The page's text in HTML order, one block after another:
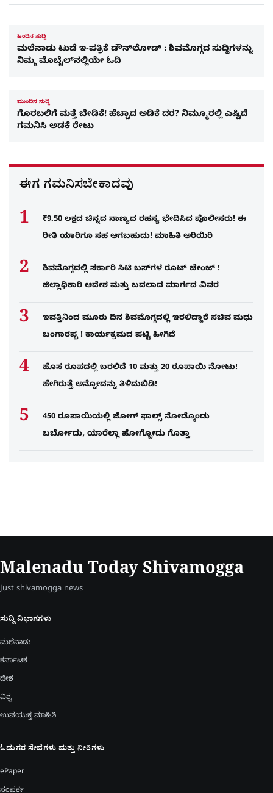
ಹಿಂದಿನ ಸುದ್ದಿ
ಮಲೆನಾಡು ಟುಡೆ ಇ-ಪತ್ರಿಕೆ ಡೌನ್‌ಲೋಡ್ : ಶಿವಮೊಗ್ಗದ ಸುದ್ದಿಗಳನ್ನು
ನಿಮ್ಮ ಮೊಬೈಲ್‌ನಲ್ಲಿಯೇ ಓದಿ
ಮುಂದಿನ ಸುದ್ದಿ
ಗೊರಬಲಿಗೆ ಮತ್ತೆ ಬೇಡಿಕೆ! ಹೆಚ್ಚಾದ ಅಡಿಕೆ ದರ? ನಿಮ್ಮೂರಲ್ಲಿ ಎಷ್ಟಿದೆ
ಗಮನಿಸಿ ಅಡಕೆ ರೇಟು
ಈಗ ಗಮನಿಸಬೇಕಾದವು
₹9.50 ಲಕ್ಷದ ಚಿನ್ನದ ನಾಣ್ಯದ ರಹಸ್ಯ ಭೇದಿಸಿದ ಪೊಲೀಸರು! ಈ
ರೀತಿ ಯಾರಿಗೂ ಸಹ ಆಗಬಹುದು! ಮಾಹಿತಿ ಅರಿಯಿರಿ
ಶಿವಮೊಗ್ಗದಲ್ಲಿ ಸರ್ಕಾರಿ ಸಿಟಿ ಬಸ್​ಗಳ ರೂಟ್ ಚೇಂಜ್ !
ಜಿಲ್ಲಾಧಿಕಾರಿ ಆದೇಶ ಮತ್ತು ಬದಲಾದ ಮಾರ್ಗದ ವಿವರ
ಇವತ್ತಿನಿಂದ ಮೂರು ದಿನ ಶಿವಮೊಗ್ಗದಲ್ಲಿ ಇರಲಿದ್ದಾರೆ ಸಚಿವ ಮಧು
ಬಂಗಾರಪ್ಪ ! ಕಾರ್ಯಕ್ರಮದ ಪಟ್ಟಿ ಹೀಗಿದೆ
ಹೊಸ ರೂಪದಲ್ಲಿ ಬರಲಿದೆ 10 ಮತ್ತು 20 ರೂಪಾಯಿ ನೋಟು!
ಹೇಗಿರುತ್ತೆ ಅನ್ನೋದನ್ನು ತಿಳಿದುಬಿಡಿ!
450 ರೂಪಾಯಿಯಲ್ಲಿ ಜೋಗ್​ ಫಾಲ್ಸ್​ ನೋಡ್ಕೊಂಡು
ಬರ್ಬೋದು, ಯಾರೆಲ್ಲಾ ಹೋಗ್ಬೋದು ಗೊತ್ತಾ
Malenadu Today Shivamogga
Just shivamogga news
ಸುದ್ದಿ ವಿಭಾಗಗಳು
ಮಲೆನಾಡು
ಕರ್ನಾಟಕ
ದೇಶ
ವಿಶ್ವ
ಉಪಯುಕ್ತ ಮಾಹಿತಿ
ಓದುಗರ ಸೇವೆಗಳು ಮತ್ತು ನೀತಿಗಳು
ePaper
ಸಂಪರ್ಕ